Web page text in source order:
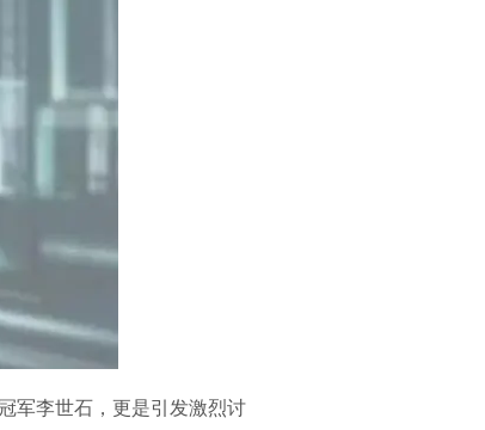
军李世石，更是引发激烈讨